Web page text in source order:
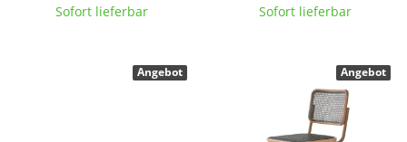
Teppiche
Sofort lieferbar Sofort lieferbar
Angebot Angebot